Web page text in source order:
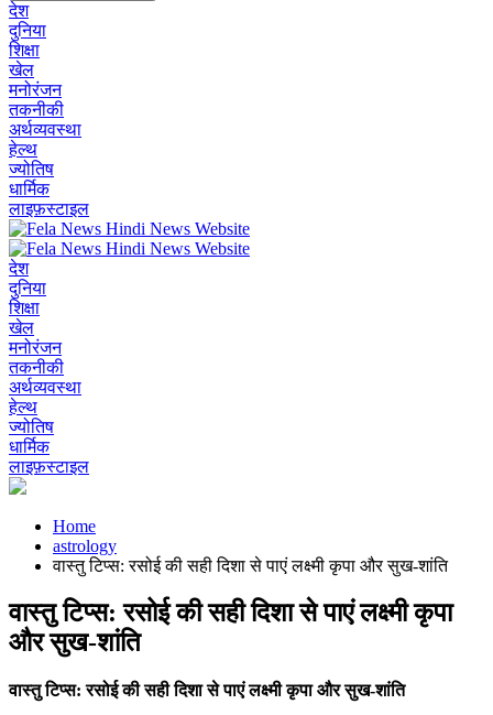
देश
दुनिया
शिक्षा
खेल
मनोरंजन
तकनीकी
अर्थव्यवस्था
हेल्थ
ज्योतिष
धार्मिक
लाइफ़स्टाइल
देश
दुनिया
शिक्षा
खेल
मनोरंजन
तकनीकी
अर्थव्यवस्था
हेल्थ
ज्योतिष
धार्मिक
लाइफ़स्टाइल
Home
astrology
वास्तु टिप्स: रसोई की सही दिशा से पाएं लक्ष्मी कृपा और सुख-शांति
वास्तु टिप्स: रसोई की सही दिशा से पाएं लक्ष्मी कृपा
और सुख-शांति
वास्तु टिप्स: रसोई की सही दिशा से पाएं लक्ष्मी कृपा और सुख-शांति